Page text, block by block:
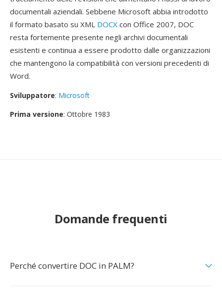
documentali aziendali. Sebbene Microsoft abbia introdotto
il formato basato su XML DOCX con Office 2007, DOC
resta fortemente presente negli archivi documentali
esistenti e continua a essere prodotto dalle organizzazioni
che mantengono la compatibilità con versioni precedenti di
Word.
Sviluppatore: Microsoft
Prima versione: Ottobre 1983
Domande frequenti
Perché convertire DOC in PALM?